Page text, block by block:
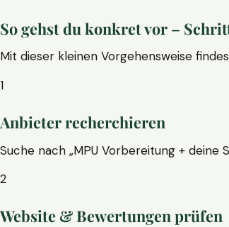
So gehst du konkret vor –
Mit dieser kleinen Vorgehensweise
1
Anbieter recherchieren
Suche nach „MPU Vorbereitung +
2
Website & Bewertungen prüfen